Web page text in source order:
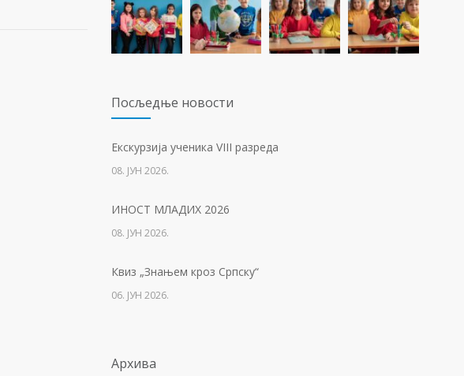
23. ФЕБРУАР 2021.
Концентрациони логор Јасеновац (1941-1945) 1255
Упис дјеце у први разред
01. ФЕБРУАР 2023.
22. МАРТ 2021.
Посљедњe новости
Eкскурзија ученика VIII разреда
08. ЈУН 2026.
ИНОСТ МЛАДИХ 2026
08. ЈУН 2026.
Квиз „Знањем кроз Српску“
06. ЈУН 2026.
Архива